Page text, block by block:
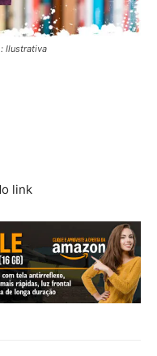
Ilustrativa
link